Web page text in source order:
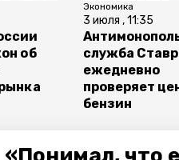
об
Экономика
3 июля , 11:35
служба
ежедневно
проверяет
бензин